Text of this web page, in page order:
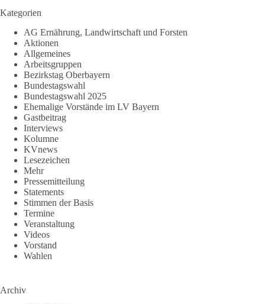
Kategorien
AG Ernährung, Landwirtschaft und Forsten
Aktionen
Allgemeines
Arbeitsgruppen
Bezirkstag Oberbayern
Bundestagswahl
Bundestagswahl 2025
Ehemalige Vorstände im LV Bayern
Gastbeitrag
Interviews
Kolumne
KVnews
Lesezeichen
Mehr
Pressemitteilung
Statements
Stimmen der Basis
Termine
Veranstaltung
Videos
Vorstand
Wahlen
Archiv